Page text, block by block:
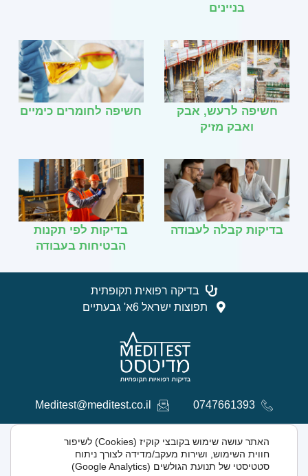
בניינים
חשיפה לרעש, אבק
ואבק מזיק
חשיפה לחומרים כימיים
בדיקות קבלה לעבודה
בדיקות לפי תקנות
הבטיחות בעבודה
בדיקה רפואית תקופתית
תפוצות ישראל 6א' גבעתיים
0747661393
Meditest@meditest.co.il
© כל הזכויות שמורות למדיטסט 2024
האתר עושה שימוש בקובצי קוקיז (Cookies) לשיפור
חווית השימוש, ושירות מעקב/מדידה לצורך ניתוח
סטטיסטי של תנועת הגולשים (Google Analytics)